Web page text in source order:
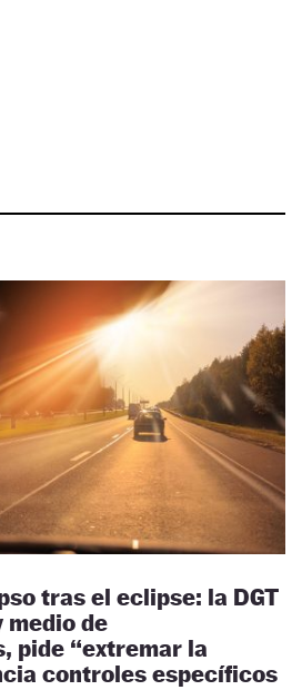
tras el eclipse: la DGT
medio de
pide “extremar la
controles específicos